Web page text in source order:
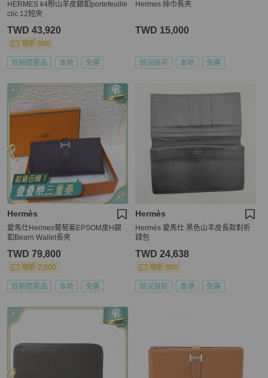
HERMES k4粉山羊皮銀釦portefeuille
clic 12短夾
TWD 43,920
現折 800
近新閒置品 本地 免運
Hermes 絲巾長夾
TWD 15,000
狀況尚可 本地 免運
Hermès
愛馬仕Hermes葡萄紫EPSOM皮H銀
釦Bearn Wallet長夾
TWD 79,800
現折 2,000
近新閒置品 本地 免運
Hermès
Hermès 愛馬仕 黑色山羊皮長款對折
錢包
TWD 24,638
現折 800
狀況良好 香港 免運